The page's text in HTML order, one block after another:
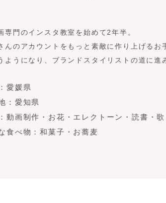
専門のインスタ教室を始めて2年半。
んのアカウントをもっと素敵に作り上げるお
ようになり、ブランドスタイリストの道に進
愛媛県
：愛知県
動画制作・お花・エレクトーン・読書・歌
食べ物：和菓子・お蕎麦